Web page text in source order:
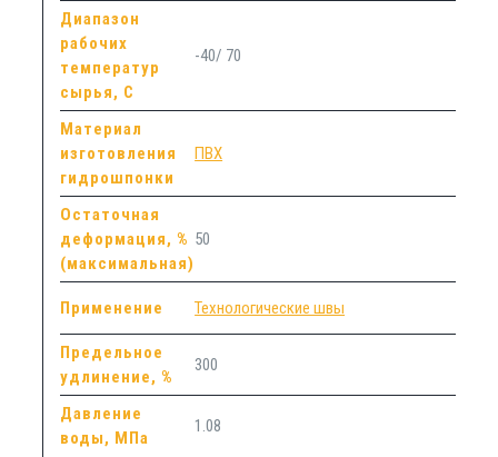
Диапазон
рабочих
температур
сырья, С
-40/ 70
Материал
изготовления
гидрошпонки
ПВХ
Остаточная
деформация, %
(максимальная)
50
Применение Технологические швы
Предельное
удлинение, %
300
Давление
воды, МПа
1.08